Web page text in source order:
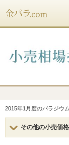
2015年1月度のパラジウ
その他の小売価